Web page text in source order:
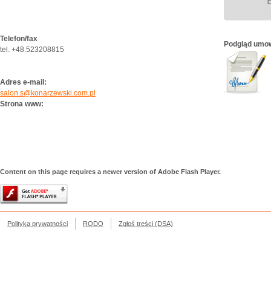
Telefon/fax
tel. +48.523208815
Adres e-mail:
salon.s@konarzewski.com.pl
Strona www:
Podgląd
Content on this page requires a newer version of Adobe Flash Player.
Polityka prywatności RODO Zgłoś treści (DSA)